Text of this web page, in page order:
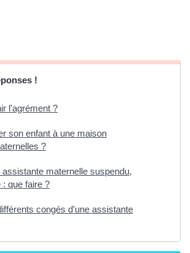
!
l'agrément ?
son enfant à une maison
?
maternelle suspendu,
: que faire ?
congés d'une assistante